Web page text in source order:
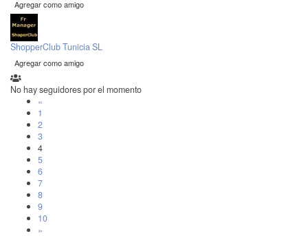
Agregar como amigo
ShopperClub Tunicia SL
Agregar como amigo
No hay seguidores por el momento
«
1
2
3
4
5
6
7
8
9
10
»